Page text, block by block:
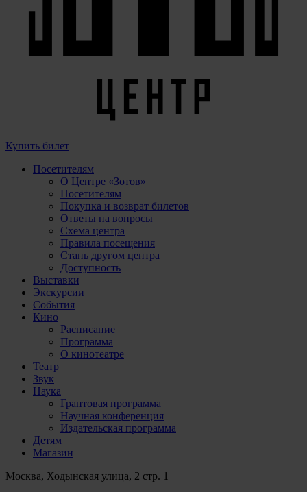
Купить билет
Посетителям
О Центре «Зотов»
Посетителям
Покупка и возврат билетов
Ответы на вопросы
Схема центра
Правила посещения
Стань другом центра
Доступность
Выставки
Экскурсии
События
Кино
Расписание
Программа
О кинотеатре
Театр
Звук
Наука
Грантовая программа
Научная конференция
Издательская программа
Детям
Магазин
Москва, Ходынская улица, 2 стр. 1